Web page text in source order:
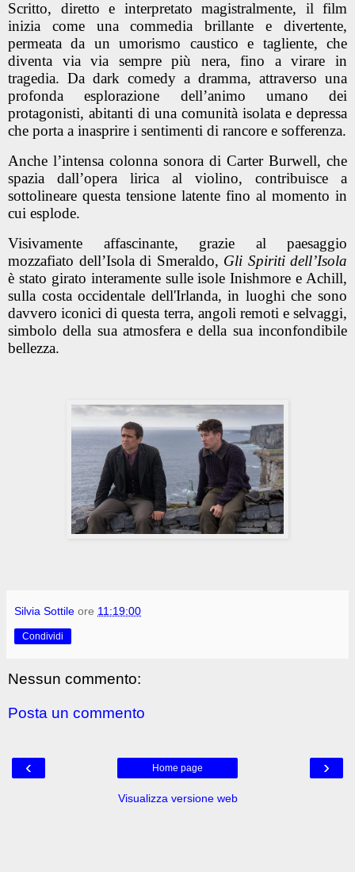
Scritto, diretto e interpretato magistralmente, il film
inizia come una commedia brillante e divertente,
permeata da un umorismo caustico e tagliente, che
diventa via via sempre più nera, fino a virare in
tragedia. Da dark comedy a dramma, attraverso una
profonda esplorazione dell’animo umano dei
protagonisti, abitanti di una comunità isolata e depressa
che porta a inasprire i sentimenti di rancore e sofferenza.
Anche l’intensa colonna sonora di Carter Burwell, che
spazia dall’opera lirica al violino, contribuisce a
sottolineare questa tensione latente fino al momento in
cui esplode.
Visivamente affascinante, grazie al paesaggio
mozzafiato dell’Isola di Smeraldo, Gli Spiriti dell’Isola
è stato girato interamente sulle isole Inishmore e Achill,
sulla costa occidentale dell'Irlanda, in luoghi che sono
davvero iconici di questa terra, angoli remoti e selvaggi,
simbolo della sua atmosfera e della sua inconfondibile
bellezza.
Silvia Sottile ore 11:19:00
Condividi
Nessun commento:
Posta un commento
‹ ›
Home page
Visualizza versione web